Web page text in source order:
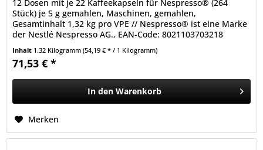
12 Dosen mit je 22 Kaffeekapseln für Nespresso® (264
Stück) je 5 g gemahlen, Maschinen, gemahlen,
Gesamtinhalt 1,32 kg pro VPE // Nespresso® ist eine Marke
der Nestlé Nespresso AG., EAN-Code: 8021103703218
Inhalt 1.32 Kilogramm(54,19 € * / 1 Kilogramm)
71,53 € *
In den Warenkorb
Merken